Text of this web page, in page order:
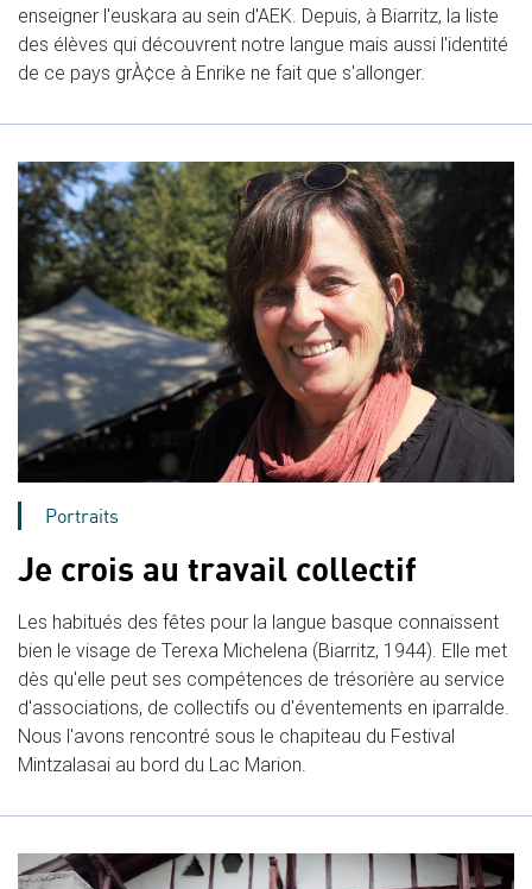
enseigner l'euskara au sein d'AEK. Depuis, à Biarritz, la liste
des élèves qui découvrent notre langue mais aussi l'identité
de ce pays grÀ¢ce à Enrike ne fait que s'allonger.
Portraits
Je crois au travail collectif
Les habitués des fêtes pour la langue basque connaissent
bien le visage de Terexa Michelena (Biarritz, 1944). Elle met
dès qu'elle peut ses compétences de trésorière au service
d'associations, de collectifs ou d'éventements en iparralde.
Nous l'avons rencontré sous le chapiteau du Festival
Mintzalasai au bord du Lac Marion.